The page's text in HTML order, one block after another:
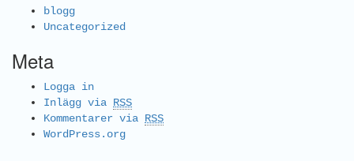
blogg
Uncategorized
Meta
Logga in
Inlägg via RSS
Kommentarer via RSS
WordPress.org